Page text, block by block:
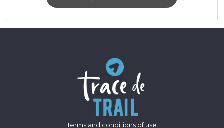
Terms and conditions of use